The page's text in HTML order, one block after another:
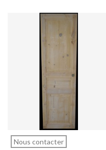
Nous contacter